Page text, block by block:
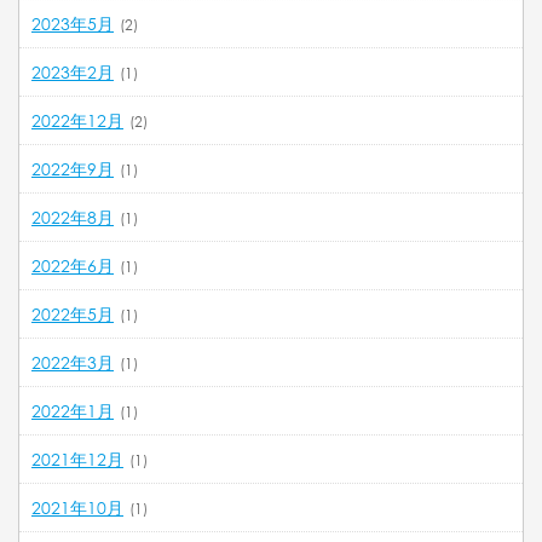
2023年5月 (2)
2023年2月 (1)
2022年12月 (2)
2022年9月 (1)
2022年8月 (1)
2022年6月 (1)
2022年5月 (1)
2022年3月 (1)
2022年1月 (1)
2021年12月 (1)
2021年10月 (1)